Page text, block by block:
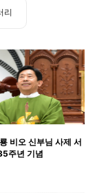
리
비오 신부님 사제 서
주년 기념